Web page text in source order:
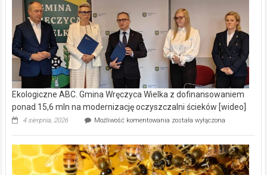
Ekologiczne ABC. Gmina Wręczyca Wielka z dofinansowaniem
ponad 15,6 mln na modernizację oczyszczalni ścieków [wideo]
4 sierpnia, 2026 Możliwość komentowania Ekologiczne
Wręczyca
Wielka
z
została wyłączona